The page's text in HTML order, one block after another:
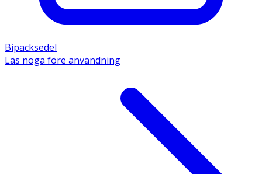
Bipacksedel
Läs noga före användning